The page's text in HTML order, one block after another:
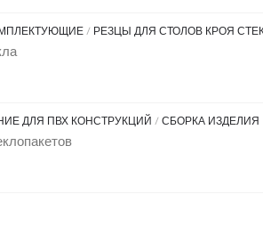
/ РЕЗЦЫ ДЛЯ СТОЛОВ КРОЯ
ДЛЯ ПВХ КОНСТРУКЦИЙ / СБОРКА ИЗДЕЛИЯ